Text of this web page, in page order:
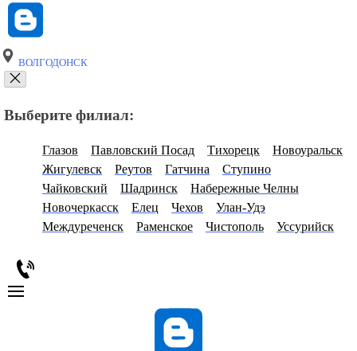
ВОЛГОДОНСК
Выберите филиал:
Глазов Павловский Посад Тихорецк
Новоуральск
Жигулевск
Реутов Гатчина
Ступино
Чайковский
Шадринск
Набережные Челны
Новочеркасск
Елец Чехов
Улан-Удэ
Междуреченск
Раменское Чистополь Уссурийск